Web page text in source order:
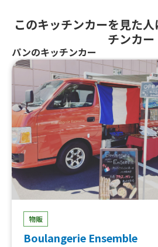
このキッチンカーを見た
チンカー
パンのキッチンカー
物販
Boulangerie Ensemble